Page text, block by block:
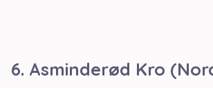
6. Asminderød Kro